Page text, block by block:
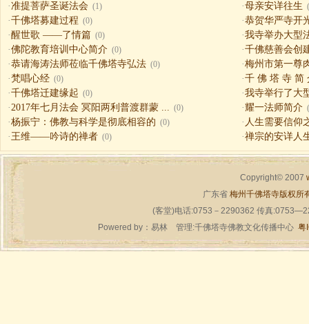
·准提菩萨圣诞法会 (1) ·母亲安详往生
·千佛塔募建过程 (0) ·恭贺华严寺开
·醒世歌 ——了情篇 (0) ·我寺举办大型
·佛陀教育培训中心简介 (0) ·千佛慈善会创
·恭请海涛法师莅临千佛塔寺弘法 (0) ·梅州市第一尊
·梵唱心经 (0) ·千 佛 塔 寺 简
·千佛塔迁建缘起 (0) ·我寺举行了大
·2017年七月法会 冥阳两利普渡群蒙 ... (0) ·耀一法师简介
·杨振宁：佛教与科学是彻底相容的 (0) · 人生需要信仰
·王维——吟诗的禅者 (0) ·禅宗的安详人
Copyright© 2007
广东省 梅州千佛塔寺版权所
(客堂)电话:0753－2290362 传真
Powered by： 易林管理:千佛塔寺佛教文化传播中心 粤